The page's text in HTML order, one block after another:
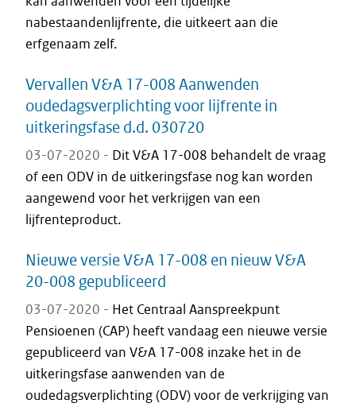
nabestaandenlijfrente, die uitkeert aan die
erfgenaam zelf.
Vervallen V&A 17-008 Aanwenden
oudedagsverplichting voor lijfrente in
uitkeringsfase d.d. 030720
03-07-2020 - Dit V&A 17-008 behandelt de vraag
of een ODV in de uitkeringsfase nog kan worden
aangewend voor het verkrijgen van een
lijfrenteproduct.
Nieuwe versie V&A 17-008 en nieuw V&A
20-008 gepubliceerd
03-07-2020 - Het Centraal Aanspreekpunt
Pensioenen (CAP) heeft vandaag een nieuwe versie
gepubliceerd van V&A 17-008 inzake het in de
uitkeringsfase aanwenden van de
oudedagsverplichting (ODV) voor de verkrijging van